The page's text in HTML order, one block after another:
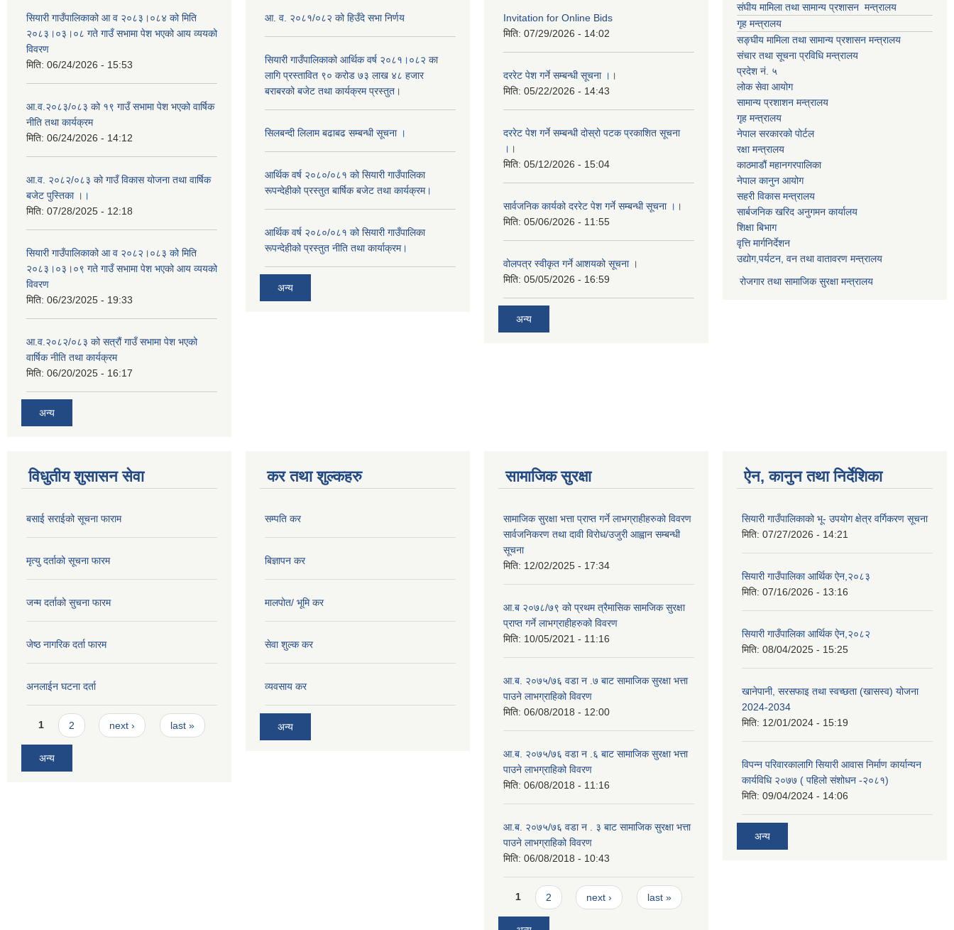
सियारी गाउँपालिकाको आ व २०८३।०८४ को मिति
२०८३।०३।०८ गते गाउँ सभामा पेश भएको आय व्ययको
विवरण
मिति: 06/24/2026 - 15:53
आ.व.२०८३/०८३ को १९ गाउँ सभामा पेश भएको वार्षिक
नीति तथा कार्यक्रम
मिति: 06/24/2026 - 14:12
आ.व. २०८२/०८३ को गाउँ विकास योजना तथा वार्षिक
बजेट पुस्तिका ।।
मिति: 07/28/2025 - 12:18
सियारी गाउँपालिकाको आ व २०८२।०८३ को मिति
२०८३।०३।०९ गते गाउँ सभामा पेश भएको आय व्ययको
विवरण
मिति: 06/23/2025 - 19:33
आ.व.२०८२/०८३ को सत्रौं गाउँ सभामा पेश भएको
वार्षिक नीति तथा कार्यक्रम
मिति: 06/20/2025 - 16:17
अन्य
आ. व. २०८१/०८२ को हिउँदे सभा निर्णय
सियारी गाउँपालिकाको आर्थिक वर्ष २०८१।०८२ का
लागि प्रस्तावित ९० करोड ७३ लाख ४८ हजार
बराबरको बजेट तथा कार्यक्रम प्रस्तुत।
सिलबन्दी लिलाम बढाबढ सम्बन्धी सूचना ।
आर्थिक वर्ष २०८०/०८१ को सियारी गाउँपालिका
रूपन्देहीको प्रस्तुत बार्षिक बजेट तथा कार्यक्रम।
आर्थिक वर्ष २०८०/०८१ को सियारी गाउँपालिका
रूपन्देहीको प्रस्तुत नीति तथा कार्याक्रम।
अन्य
Invitation for Online Bids
मिति: 07/29/2026 - 14:02
दररेट पेश गर्ने सम्बन्धी सूचना ।।
मिति: 05/22/2026 - 14:43
दररेट पेश गर्ने सम्बन्धी दोस्रो पटक प्रकाशित सूचना
।।
मिति: 05/12/2026 - 15:04
सार्वजनिक कार्यको दररेट पेश गर्ने सम्बन्धी सूचना ।।
मिति: 05/06/2026 - 11:55
वोलपत्र स्वीकृत गर्ने आशयको सूचना ।
मिति: 05/05/2026 - 16:59
अन्य
संघीय मामिला तथा सामान्य प्रशासन मन्त्रालय
गृह मन्त्रालय
सङ्घीय मामिला तथा सामान्य प्रशासन मन्त्रालय
संचार तथा सूचना प्रविधि मन्त्रालय
प्रदेश नं. ५
लोक सेवा आयोग
सामान्य प्रशाशन मन्त्रालय
गृह मन्त्रालय
नेपाल सरकारको पोर्टल
रक्षा मन्त्रालय
काठमाडौं महानगरपालिका
नेपाल कानुन आयोग
सहरी विकास मन्त्रालय
सार्बजनिक खरिद अनुगमन कार्यालय
शिक्षा बिभाग
वृत्ति मार्गनिर्देशन
उद्योग,पर्यटन, वन तथा वातावरण मन्त्रालय
रोजगार तथा सामाजिक सुरक्षा मन्त्रालय
विधुतीय शुसासन सेवा
बसाई सराईको सूचना फाराम
मृत्यु दर्ताको सूचना फारम
जन्म दर्ताको सुचना फारम
जेष्ठ नागरिक दर्ता फारम
अनलाईन घटना दर्ता
Pages
1 2 next › last »
अन्य
कर तथा शुल्कहरु
सम्पति कर
बिज्ञापन कर
मालपोत/ भूमि कर
सेवा शुल्क कर
व्यवसाय कर
अन्य
सामाजिक सुरक्षा
सामाजिक सुरक्षा भत्ता प्राप्त गर्ने लाभग्राहीहरुको विवरण
सार्वजनिकरण तथा दावी विरोध/उजुरी आह्वान सम्बन्धी
सूचना
मिति: 12/02/2025 - 17:34
आ.ब २०७८/७९ को प्रथम त्रैमासिक सामजिक सुरक्षा
प्राप्त गर्ने लाभग्राहीहरुको विवरण
मिति: 10/05/2021 - 11:16
आ.ब. २०७५/७६ वडा न .७ बाट सामाजिक सुरक्षा भत्ता
पाउने लाभग्राहिको विवरण
मिति: 06/08/2018 - 12:00
आ.ब. २०७५/७६ वडा न .६ बाट सामाजिक सुरक्षा भत्ता
पाउने लाभग्राहिको विवरण
मिति: 06/08/2018 - 11:16
आ.ब. २०७५/७६ वडा न . ३ बाट सामाजिक सुरक्षा भत्ता
पाउने लाभग्राहिको विवरण
मिति: 06/08/2018 - 10:43
Pages
1 2 next › last »
ऐन, कानुन तथा निर्देशिका
सियारी गाउँपालिकाको भू- उपयोग क्षेत्र वर्गिकरण सूचना
मिति: 07/27/2026 - 14:21
सियारी गाउँपालिका आर्थिक ऐन,२०८३
मिति: 07/16/2026 - 13:16
सियारी गाउँपालिका आर्थिक ऐन,२०८२
मिति: 08/04/2025 - 15:25
खानेपानी, सरसफाइ तथा स्वच्छता (खासस्व) योजना
2024-2034
मिति: 12/01/2024 - 15:19
विपन्न परिवारकालागि सियारी आवास निर्माण कार्यान्यन
कार्यविधि २०७७ ( पहिलो संशोधन -२०८१)
मिति: 09/04/2024 - 14:06
अन्य